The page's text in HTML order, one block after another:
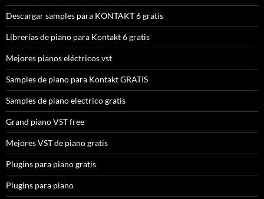
Descargar samples para KONTAKT 6 gratis
Librerías de piano para Kontakt 6 gratis
Mejores pianos eléctricos vst
Samples de piano para Kontakt GRATIS
Samples de piano electrico gratis
Grand piano VST free
Mejores VST de piano gratis
Plugins para piano gratis
Plugins para piano